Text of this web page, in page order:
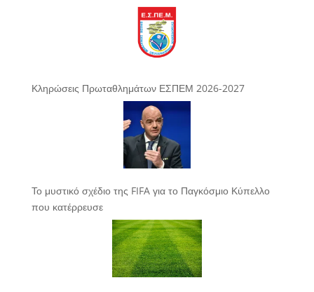
Κληρώσεις Πρωταθλημάτων ΕΣΠΕΜ 2026-2027
Το μυστικό σχέδιο της FIFA για το Παγκόσμιο Κύπελλο
που κατέρρευσε